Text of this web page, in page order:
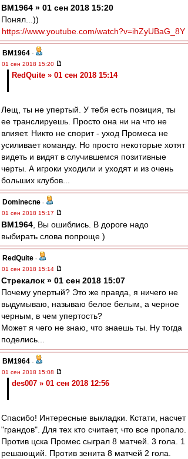
BM1964 » 01 сен 2018 15:20
Понял...))
https://www.youtube.com/watch?v=ihZyUBaG_8Y
BM1964 -
01 сен 2018 15:20
RedQuite » 01 сен 2018 15:14
Лещ, ты не упертый. У тебя есть позиция, ты
ее транслируешь. Просто она ни на что не
влияет. Никто не спорит - уход Промеса не
усиливает команду. Но просто некоторые хотят
видеть и видят в случившемся позитивные
черты. А игроки уходили и уходят и из очень
больших клубов...
Dominecne -
01 сен 2018 15:17
BM1964 , Вы ошиблись. В дороге надо
выбирать слова попроще )
RedQuite -
01 сен 2018 15:14
Стрекалок » 01 сен 2018 15:07
Почему упертый? Это же правда, я ничего не
выдумываю, называю белое белым, а черное
черным, в чем упертость?
Может я чего не знаю, что знаешь ты. Ну тогда
поделись...
BM1964 -
01 сен 2018 15:08
des007 » 01 сен 2018 12:56
Спасибо! Интересные выкладки. Кстати, насчет
"грандов". Для тех кто считает, что все пропало.
Против цска Промес сыграл 8 матчей. 3 гола. 1
решающий. Против зенита 8 матчей 2 гола.